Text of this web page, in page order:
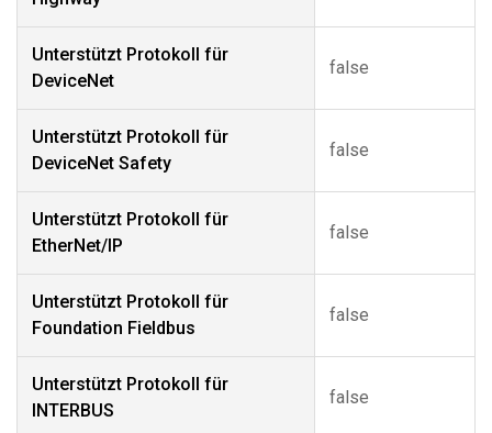
Unterstützt Protokoll für
DeviceNet
false
Unterstützt Protokoll für
DeviceNet Safety
false
Unterstützt Protokoll für
EtherNet/IP
false
Unterstützt Protokoll für
Foundation Fieldbus
false
Unterstützt Protokoll für
INTERBUS
false